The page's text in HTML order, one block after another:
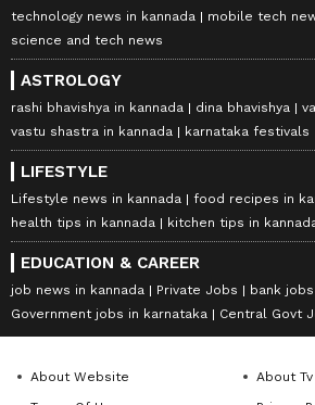
technology news in kannada
mobile tech
science and tech news
ASTROLOGY
rashi bhavishya in kannada dina bhavishya
vastu shastra in kannada
karnataka festivals
LIFESTYLE
Lifestyle news in kannada
food recipes in
health tips in kannada
kitchen tips in
EDUCATION & CAREER
job news in kannada Private Jobs
bank
Government jobs in karnataka
Central Govt
About Website
About Tv